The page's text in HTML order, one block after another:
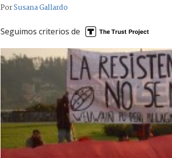
PorSusana Gallardo
Seguimos criterios de